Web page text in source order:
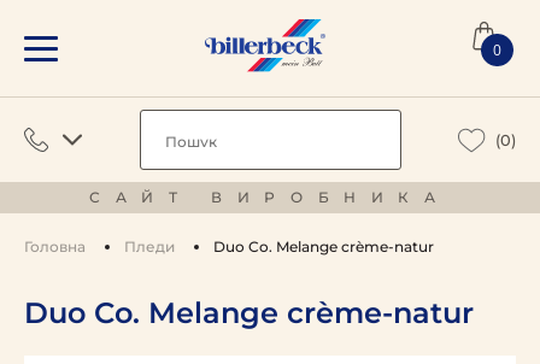
0
(0)
САЙТ ВИРОБНИКА
Головна Пледи Duo Co. Melange crème-natur
Duo Co. Melange crème-natur